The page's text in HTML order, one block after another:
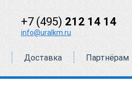
+7 (495) 212 14 14
info@uralkm.ru
Доставка Партнёрам